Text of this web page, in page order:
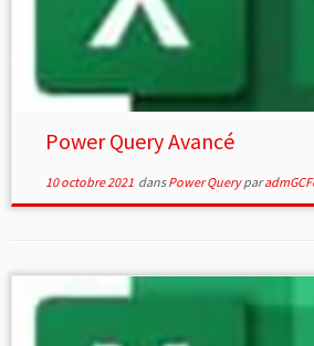
Power Query Avancé
10 octobre 2021dansPower Querypar